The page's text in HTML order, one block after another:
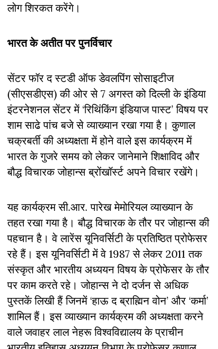
लोग शिरकत करेंगे।
भारत के अतीत पर पुनर्विचार
सेंटर फॉर द स्टडी ऑफ डेवलपिंग सोसाइटीज
(सीएसडीएस) की ओर से 7 अगस्त को दिल्ली के इंडिया
इंटरनेशनल सेंटर में ‘रिथिंकिंग इंडियाज पास्ट’ विषय पर
शाम साढे पांच बजे से व्याख्यान रखा गया है। कुणाल
चक्रबर्ती की अध्यक्षता में होने वाले इस कार्यक्रम में
भारत के गुजरे समय को लेकर जानेमाने शिक्षाविद और
बौद्ध विचारक जोहान्स ब्रोंखॉर्स्ट अपने विचार रखेंगे।
यह कार्यक्रम सी.आर. पारेख मेमोरियल व्याख्यान के
तहत रखा गया है। बौद्ध विचारक के तौर पर जोहान्स की
पहचान है। वे लारेंस यूनिवर्सिटी के प्रतिष्ठित प्रोफेसर
रहे हैं। इस यूनिवर्सिटी में वे 1987 से लेकर 2011 तक
संस्कृत और भारतीय अध्ययन विषय के प्रोफेसर के तौर
पर काम करते रहे। जोहान्स ने दो दर्जन से अधिक
पुस्तकें लिखी हैं जिनमें ‘हाऊ द ब्राह्मिन वोन’ और ‘कर्मा’
शामिल हैं। इस व्याख्यान कार्यक्रम की अध्यक्षता करने
वाले जवाहर लाल नेहरू विश्वविद्यालय के प्राचीन